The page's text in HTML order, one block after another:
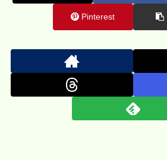
Pinterest